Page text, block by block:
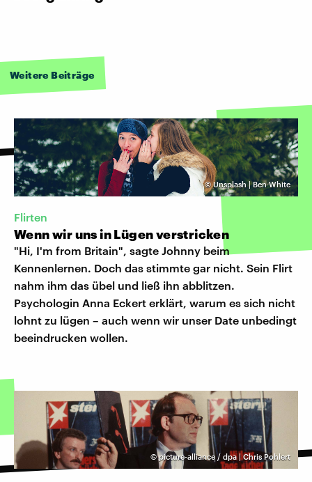
Weitere Beiträge
©Unsplash | Ben White
Flirten
Wenn wir uns in Lügen verstricken
"Hi, I'm from Britain", sagte Johnny beim
Kennenlernen. Doch das stimmte gar nicht. Sein Flirt
nahm ihm das übel und ließ ihn abblitzen.
Psychologin Anna Eckert erklärt, warum es sich nicht
lohnt zu lügen – auch wenn wir unser Date unbedingt
beeindrucken wollen.
©picture-alliance / dpa | Chris Pohlert